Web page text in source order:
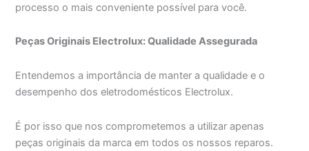
processo o mais conveniente possível para você.
Peças Originais Electrolux: Qualidade Assegurada
Entendemos a importância de manter a qualidade e o
desempenho dos eletrodomésticos Electrolux.
É por isso que nos comprometemos a utilizar apenas
peças originais da marca em todos os nossos reparos.